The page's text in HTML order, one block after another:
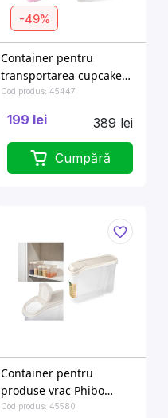
-49%
Container pentru
transportarea cupcake
Snips 14 celule, 7l
Cod produs: 45447
199 lei 389 lei
Cumpără
Container pentru
produse vrac Phibo
EcoStyle 1.5l, 15.6cm, cu
Cod produs: 45580